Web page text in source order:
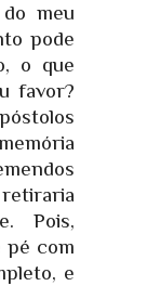
meu
pode
o que
favor?
retiraria
Pois,
pé com
e